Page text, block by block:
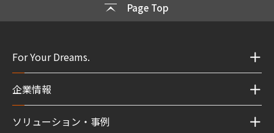
Page Top
For Your Dreams.
企業情報
ソリューション・事例